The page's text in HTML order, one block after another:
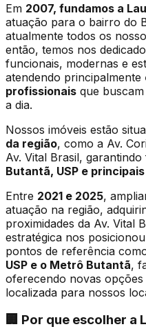
Em 2007, fundamos a
atuação para o bairro do
atualmente todos os
então, temos nos
funcionais, modernas e
atendendo principalmente
profissionais que
a dia.
Nossos imóveis estão
da região, como a Av.
Av. Vital Brasil,
Butantã, USP e
Entre 2021 e 2025,
atuação na região,
proximidades da Av. Vital
estratégica nos
pontos de referência
USP e o Metrô Butantã,
oferecendo novas
localizada para nossos
🏢 Por que escolher a